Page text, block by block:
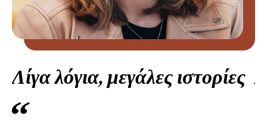
ή παράθυρο)
Λίγα λόγια, μεγάλες ιστορίες